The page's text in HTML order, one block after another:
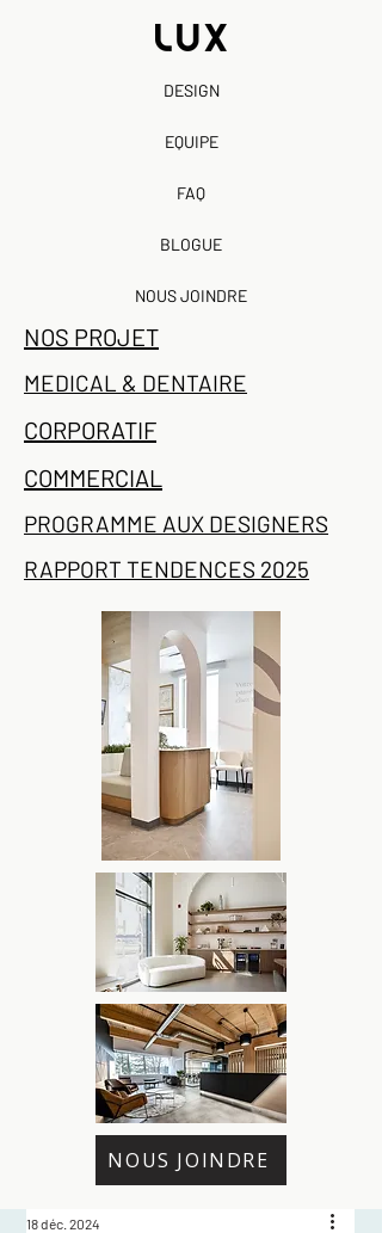
DESIGN
EQUIPE
FAQ
BLOGUE
NOUS JOINDRE
NOS PROJET
MEDICAL & DENTAIRE
CORPORATIF
COMMERCIAL
PROGRAMME AUX DESIGNERS
RAPPORT TENDENCES 2025
NOUS JOINDRE
18 déc. 2024